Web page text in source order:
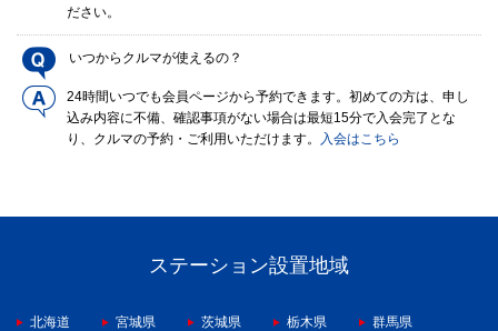
ださい。
いつからクルマが使えるの？
24時間いつでも会員ページから予約できます。初めての方は、申し
込み内容に不備、確認事項がない場合は最短15分で入会完了とな
り、クルマの予約・ご利用いただけます。
入会はこちら
ステーション設置地域
北海道 宮城県 茨城県 栃木県 群馬県